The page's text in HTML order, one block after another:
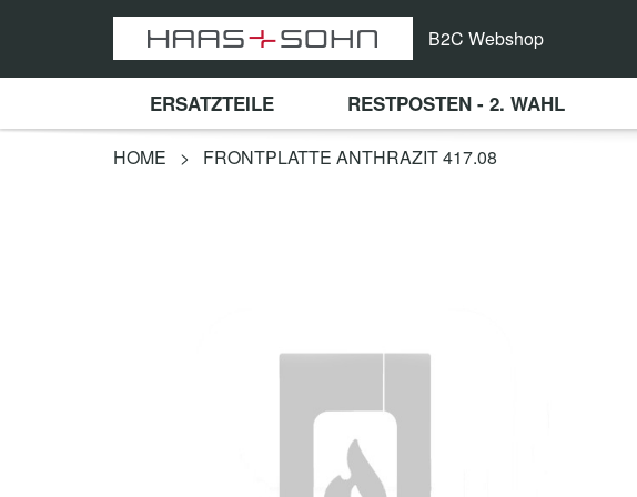
B2C Webshop
ERSATZTEILE RESTPOSTEN - 2. WAHL
HOME > FRONTPLATTE ANTHRAZIT 417.08